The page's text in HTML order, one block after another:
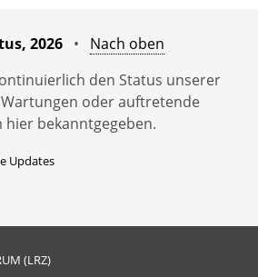
2026 • Nach oben
den Status unserer
oder auftretende
bekanntgegeben.
Updates
(LRZ)